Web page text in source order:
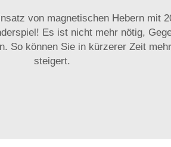
von magnetischen Hebern mit
Es ist nicht mehr nötig,
So können Sie in kürzerer Zeit
steigert.